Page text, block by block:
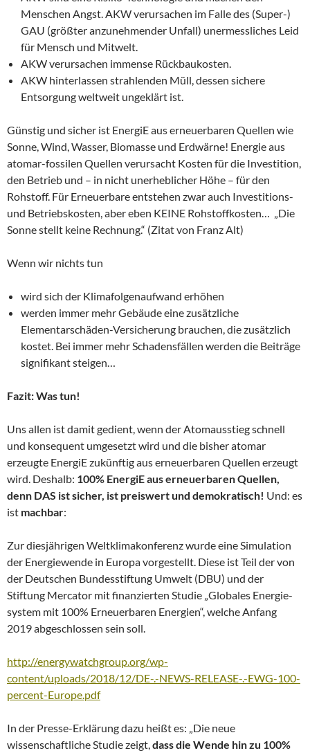
Menschen Angst. AKW verursachen im Falle des (Super-)
GAU (größter anzunehmender Unfall) unermessliches Leid
für Mensch und Mitwelt.
AKW verursachen immense Rückbaukosten.
AKW hinterlassen strahlenden Müll, dessen sichere
Entsorgung weltweit ungeklärt ist.
Günstig und sicher ist EnergiE aus erneuerbaren Quellen wie
Sonne, Wind, Wasser, Biomasse und Erdwärne! Energie aus
atomar-fossilen Quellen verursacht Kosten für die Investition,
den Betrieb und – in nicht unerheblicher Höhe – für den
Rohstoff. Für Erneuerbare entstehen zwar auch Investitions-
und Betriebskosten, aber eben KEINE Rohstoffkosten… „Die
Sonne stellt keine Rechnung.“ (Zitat von Franz Alt)
Wenn wir nichts tun
wird sich der Klimafolgenaufwand erhöhen
werden immer mehr Gebäude eine zusätzliche
Elementarschäden-Versicherung brauchen, die zusätzlich
kostet. Bei immer mehr Schadensfällen werden die Beiträge
signifikant steigen…
Fazit: Was tun!
Uns allen ist damit gedient, wenn der Atomausstieg schnell
und konsequent umgesetzt wird und die bisher atomar
erzeugte EnergiE zukünftig aus erneuerbaren Quellen erzeugt
wird. Deshalb: 100% EnergiE aus erneuerbaren Quellen,
denn DAS ist sicher, ist preiswert und demokratisch! Und: es
ist machbar:
Zur diesjährigen Weltklimakonferenz wurde eine Simulation
der Energiewende in Europa vorgestellt. Diese ist Teil der von
der Deutschen Bundesstiftung Umwelt (DBU) und der
Stiftung Mercator mit finanzierten Studie „Globales Energie-
system mit 100% Erneuerbaren Energien“, welche Anfang
2019 abgeschlossen sein soll.
http://energywatchgroup.org/wp-
content/uploads/2018/12/DE-.-NEWS-RELEASE-.-EWG-100-
percent-Europe.pdf
In der Presse-Erklärung dazu heißt es: „Die neue
wissenschaftliche Studie zeigt,dass die Wende hin zu 100%